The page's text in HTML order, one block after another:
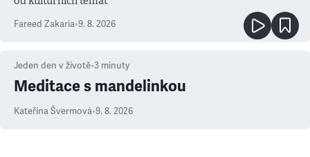
Fareed Zakaria•9. 8. 2026
Jeden den v životě•3 minuty
Meditace s mandelinkou
Kateřina Švermová•9. 8. 2026